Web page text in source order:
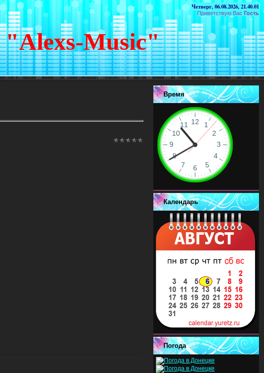
Четверг, 06.08.2026, 21.40.01
Приветствую Вас Гость
"Alexs-Music"
Время
Календарь
Погода